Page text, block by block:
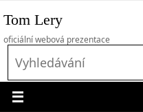
na
obsah
Tom Lery
oficiální webová prezentace